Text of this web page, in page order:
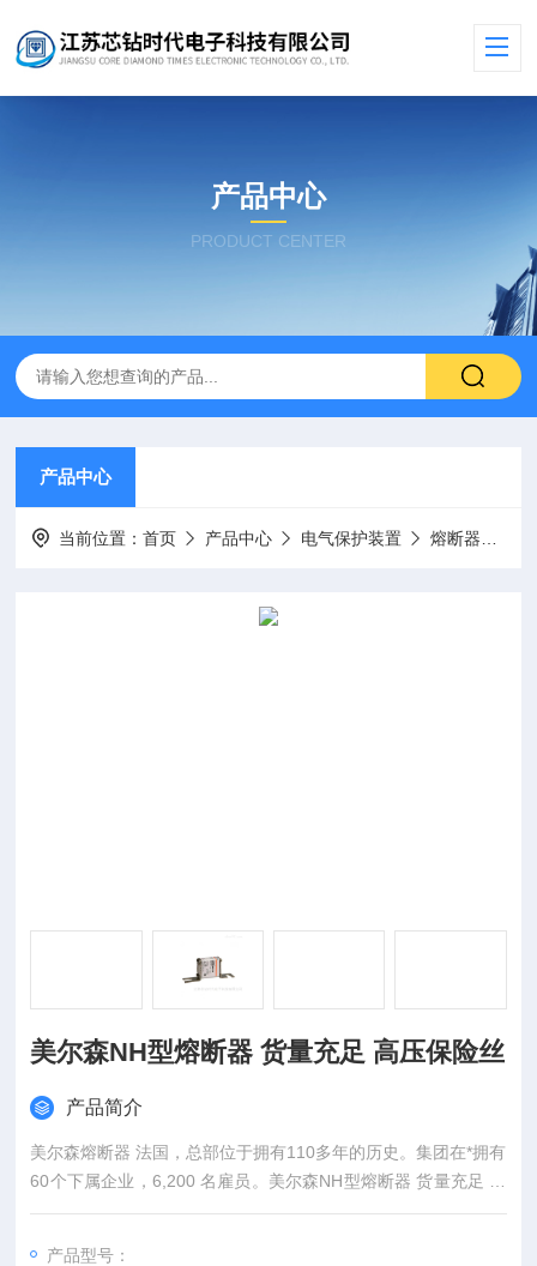
产品中心
PRODUCT CENTER
产品中心
当前位置：首页 产品中心 电气保护装置 熔断器
美尔森NH型熔断器 货量充足 高压保险丝
产品简介
美尔森熔断器 法国，总部位于拥有110多年的历史。集团在*拥有
60个下属企业，6,200 名雇员。美尔森NH型熔断器 货量充足 高
压保险丝
产品型号：